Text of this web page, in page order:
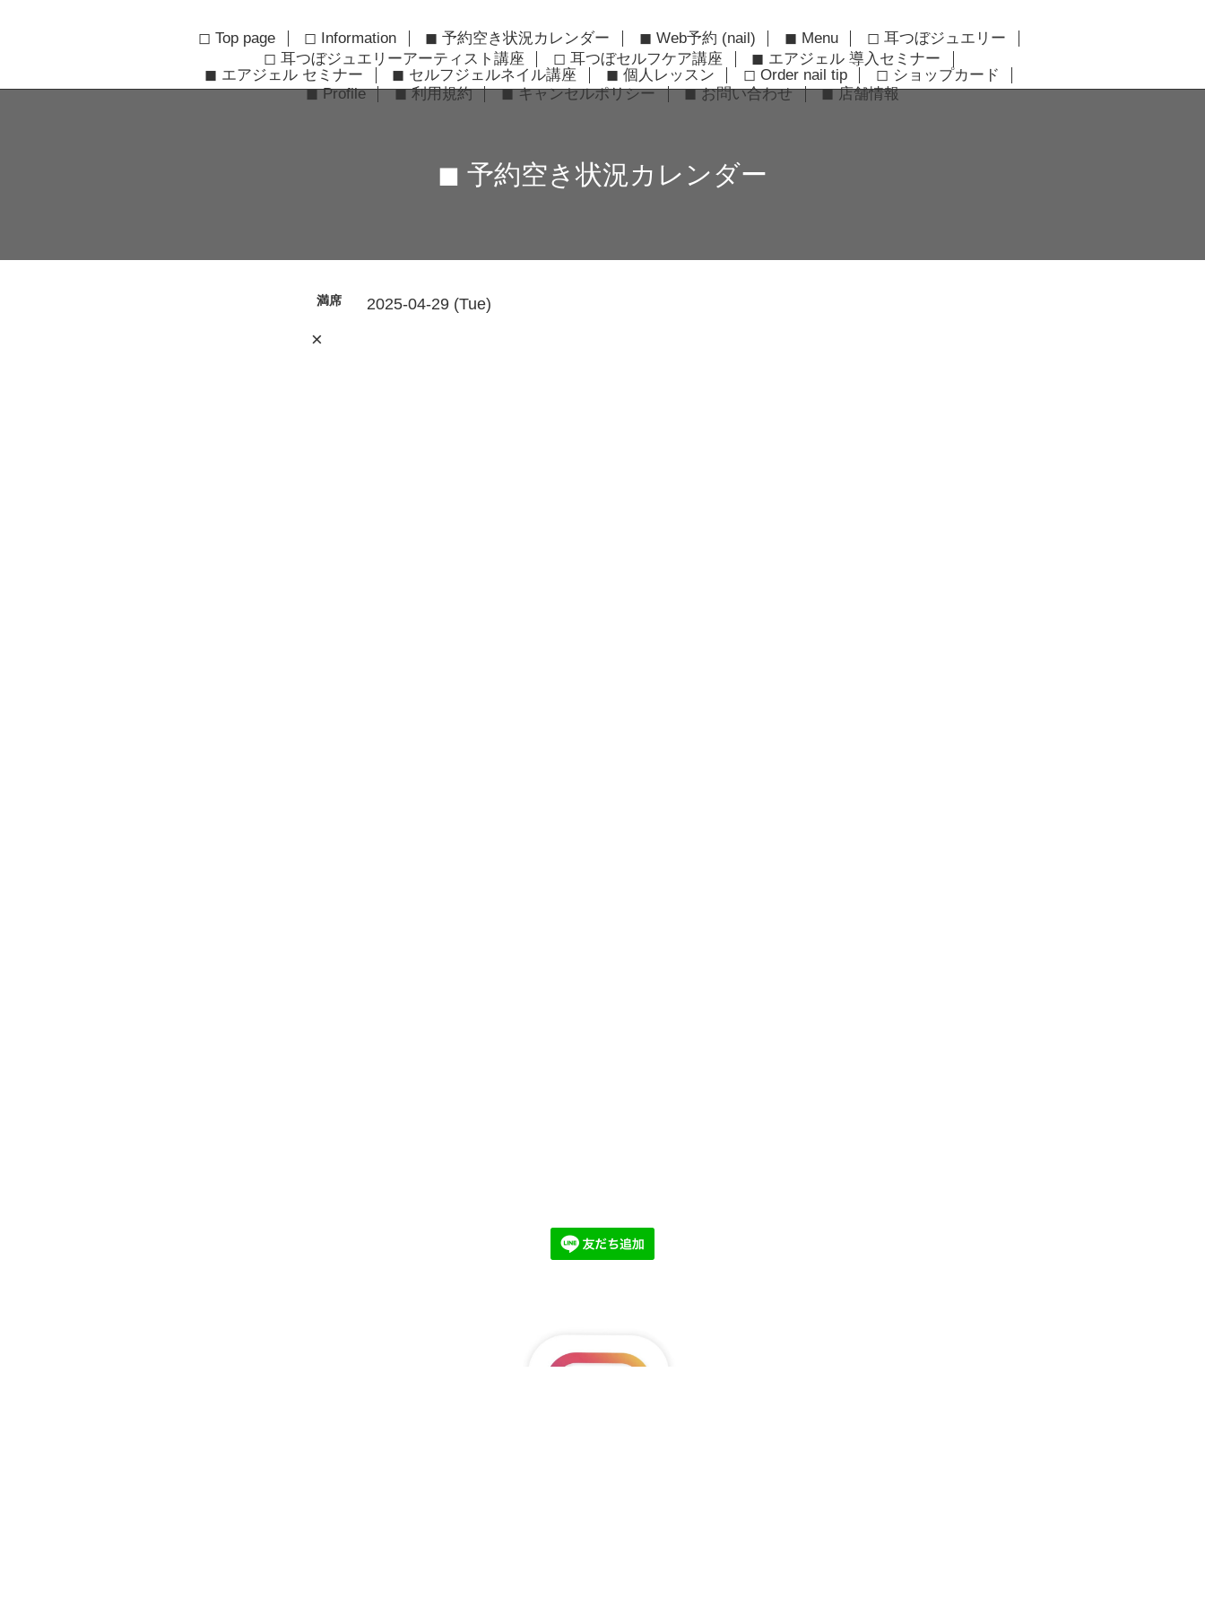
◻︎ Top page ◻︎ Information ◼︎ 予約空き状況カレンダー ◼︎ Web予約 (nail) ◼︎ Menu
◻︎ 耳つぼジュエリー
◻︎ 耳つぼジュエリーアーティスト講座
◻︎ 耳つぼセルフケア講座
◼︎ エアジェル 導入セミナー
◼︎ エアジェル セミナー
◼︎ セルフジェルネイル講座 ◼︎ 個人レッスン ◻︎ Order nail tip
◻︎ ショップカード
◼︎ Profile
◼︎ 利用規約 ◼︎ キャンセルポリシー ◼︎ お問い合わせ ◼︎ 店舗情報
◼︎ 予約空き状況カレンダー
満席 2025-04-29 (Tue)
×